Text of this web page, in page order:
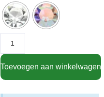
Toevoegen aan winkelwagen